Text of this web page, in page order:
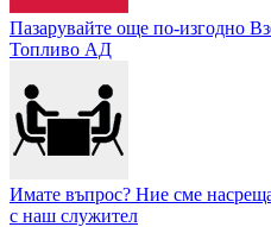
Пазарувайте още по-изгодно
Топливо АД
Имате въпрос? Ние сме
с наш служител